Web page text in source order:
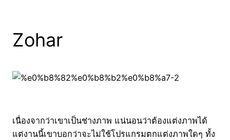
Zohar
เนื่องจากว่าเขาเป็นช่างภาพ แน่นอนว่าต้องแต่งภาพได้
แต่งานนี้เขาบอกว่าจะไม่ใช้โปรแกรมตกแต่งภาพใดๆ ทั้ง